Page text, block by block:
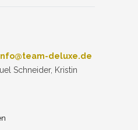
deluxe.de
Schneider, Kristin